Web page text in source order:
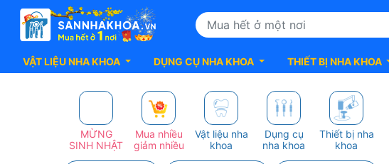
VẬT LIỆU NHA KHOA DỤNG CỤ NHA KHOA THIẾT BỊ NHA KHOA
MỪNG
SINH NHẬT
Mua nhiều
giảm nhiều
Vật liệu nha
khoa
Dụng cụ
nha khoa
Thiết bị nha
khoa